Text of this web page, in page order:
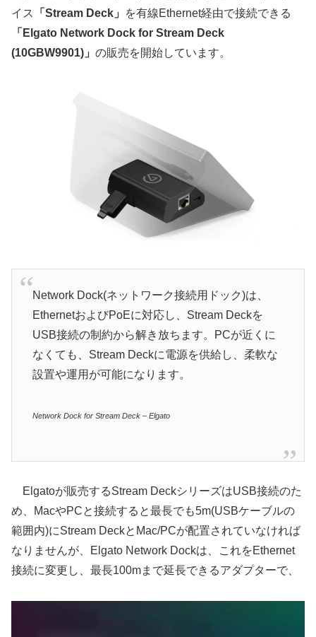
イス
「Stream Deck」
を有線Ethernet経由で接続できる
「Elgato Network Dock for Stream Deck
(10GBW9901)」 の販売を開始しています。
Network Dock(ネットワーク接続用ドック)は、
EthernetおよびPoEに対応し、Stream Deckを
USB接続の制約から解き放ちます。PCが近くに
なくても、Stream Deckに電源を供給し、柔軟な
設置や運用が可能になります。
Network Dock for Stream Deck – Elgato
Elgatoが販売するStream DeckシリーズはUSB接続のた
め、MacやPCと接続すると最長でも5m(USBケーブルの
範囲内)にStream DeckとMac/PCが配置されていなければ
なりませんが、Elgato Network Dockは、これをEthernet
接続に変更し、最長100mまで延長できるアダプターで、